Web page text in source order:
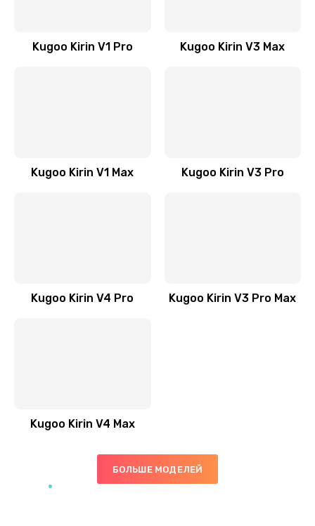
Kugoo Kirin V1 Pro Kugoo Kirin V3 Max
Kugoo Kirin V1 Max Kugoo Kirin V3 Pro
Kugoo Kirin V4 Pro Kugoo Kirin V3 Pro Max
Kugoo Kirin V4 Max
БОЛЬШЕ МОДЕЛЕЙ